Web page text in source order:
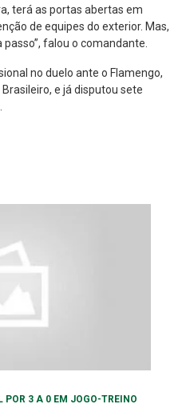
terá as portas abertas em
de equipes do exterior. Mas,
falou o comandante.
no duelo ante o Flamengo,
e já disputou sete
POR 3 A 0 EM JOGO-TREINO